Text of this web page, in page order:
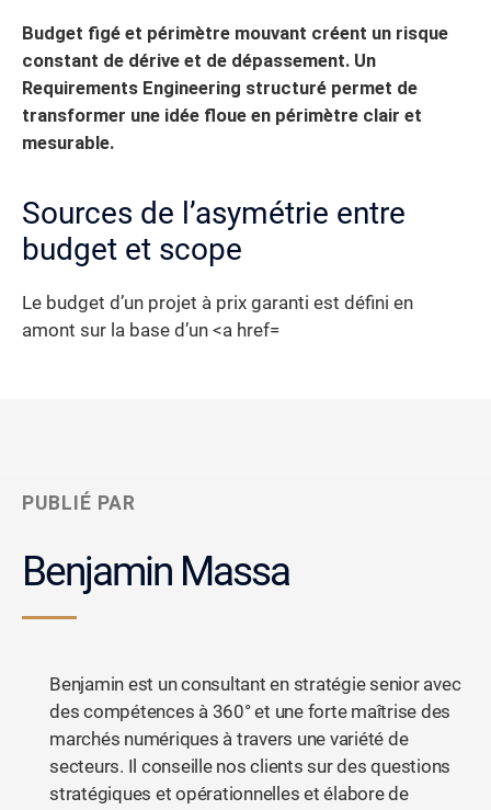
Budget figé et périmètre mouvant créent un risque
constant de dérive et de dépassement. Un
Requirements Engineering structuré permet de
transformer une idée floue en périmètre clair et
mesurable.
Sources de l’asymétrie entre
budget et scope
Le budget d’un projet à prix garanti est défini en
amont sur la base d’un <a href=
PUBLIÉ PAR
Benjamin Massa
Benjamin est un consultant en stratégie senior avec
des compétences à 360° et une forte maîtrise des
marchés numériques à travers une variété de
secteurs. Il conseille nos clients sur des questions
stratégiques et opérationnelles et élabore de